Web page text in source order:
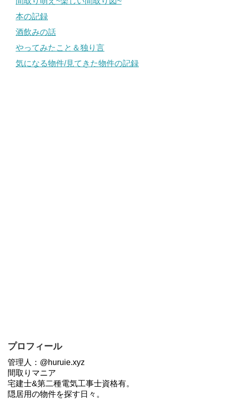
本の記録
酒飲みの話
やってみたこと＆独り言
気になる物件/見てきた物件の記録
プロフィール
管理人：@huruie.xyz
間取りマニア
宅建士&第二種電気工事士資格有。
隠居用の物件を探す日々。